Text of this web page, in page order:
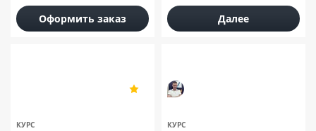
Оформить заказ Далее
КУРС КУРС